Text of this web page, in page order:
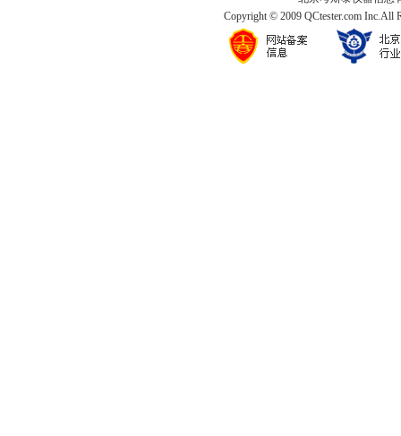
Copyright © 2009 QCtester.com Inc.All